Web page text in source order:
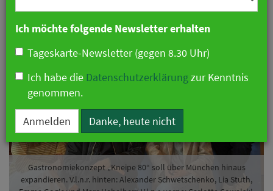
Gastronomiekonzept „Kneipe 80“ soll über München hinaus
expandieren. V.l.n.r. hinten: Alexander Schwetschenko, Lia Stuth,
Ich möchte folgende Newsletter erhalten
Tageskarte-Newsletter (gegen 8.30 Uhr)
Ich habe die Datenschutzerklärungzur Kenntnis
genommen.
Anmelden Danke, heute nicht